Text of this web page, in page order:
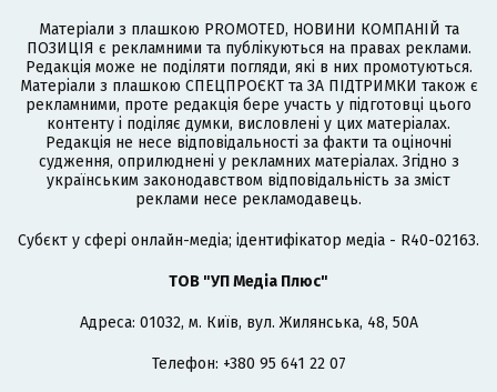
Матеріали з плашкою PROMOTED, НОВИНИ КОМПАНІЙ та
ПОЗИЦІЯ є рекламними та публікуються на правах реклами.
Редакція може не поділяти погляди, які в них промотуються.
Матеріали з плашкою СПЕЦПРОЄКТ та ЗА ПІДТРИМКИ також є
рекламними, проте редакція бере участь у підготовці цього
контенту і поділяє думки, висловлені у цих матеріалах.
Редакція не несе відповідальності за факти та оціночні
судження, оприлюднені у рекламних матеріалах. Згідно з
українським законодавством відповідальність за зміст
реклами несе рекламодавець.
Cубєкт у сфері онлайн-медіа; ідентифікатор медіа - R40-02163.
ТОВ "УП Медіа Плюс"
Адреса: 01032, м. Київ, вул. Жилянська, 48, 50А
Телефон: +380 95 641 22 07